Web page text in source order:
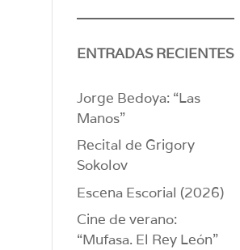
ENTRADAS RECIENTES
Jorge Bedoya: “Las
Manos”
Recital de Grigory
Sokolov
Escena Escorial (2026)
Cine de verano:
“Mufasa. El Rey León”